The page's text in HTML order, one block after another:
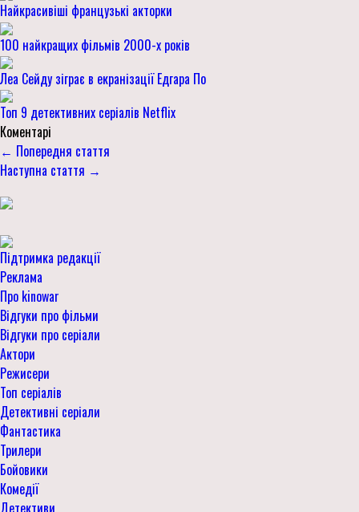
Найкрасивіші французькі акторки
100 найкращих фільмів 2000-х років
Леа Сейду зіграє в екранізації Едгара По
Топ 9 детективних серіалів Netflix
Коментарі
← Попередня стаття
Наступна стаття →
Підтримка редакції
Реклама
Про kinowar
Відгуки про фільми
Відгуки про серіали
Актори
Режисери
Топ серіалів
Детективні серіали
Фантастика
Трилери
Бойовики
Комедії
Детективи